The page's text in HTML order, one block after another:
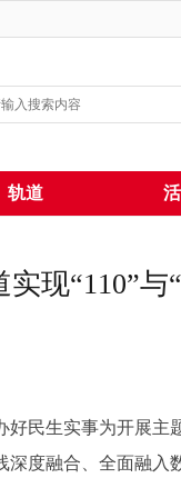
轨道
现“110”与
民生实事为开展
度融合、全面融入